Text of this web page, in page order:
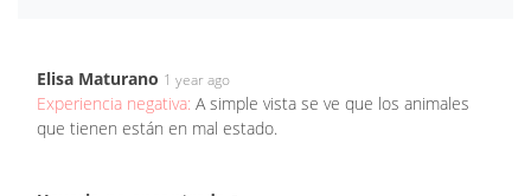
Elisa Maturano 1 year ago
Experiencia negativa: A simple vista se ve que los animales
que tienen están en mal estado.